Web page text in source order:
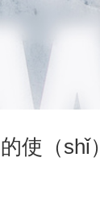
使（shǐ